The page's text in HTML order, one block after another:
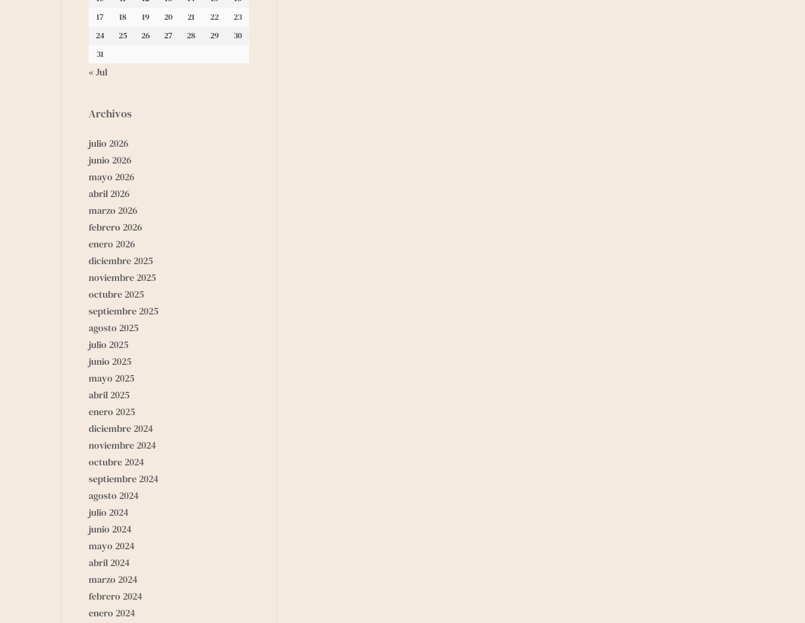
17
18 19 20 21 22
23
24
25 26 27 28 29
30
31
« Jul
Archivos
julio 2026
junio 2026
mayo 2026
abril 2026
marzo 2026
febrero 2026
enero 2026
diciembre 2025
noviembre 2025
octubre 2025
septiembre 2025
agosto 2025
julio 2025
junio 2025
mayo 2025
abril 2025
enero 2025
diciembre 2024
noviembre 2024
octubre 2024
septiembre 2024
agosto 2024
julio 2024
junio 2024
mayo 2024
abril 2024
marzo 2024
febrero 2024
enero 2024